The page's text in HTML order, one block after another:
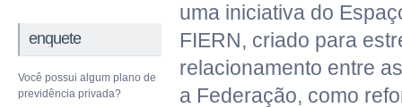
enquete
Você possui algum plano de
previdência privada?
uma iniciativa do
FIERN, criado para
relacionamento entre
a Federação, como